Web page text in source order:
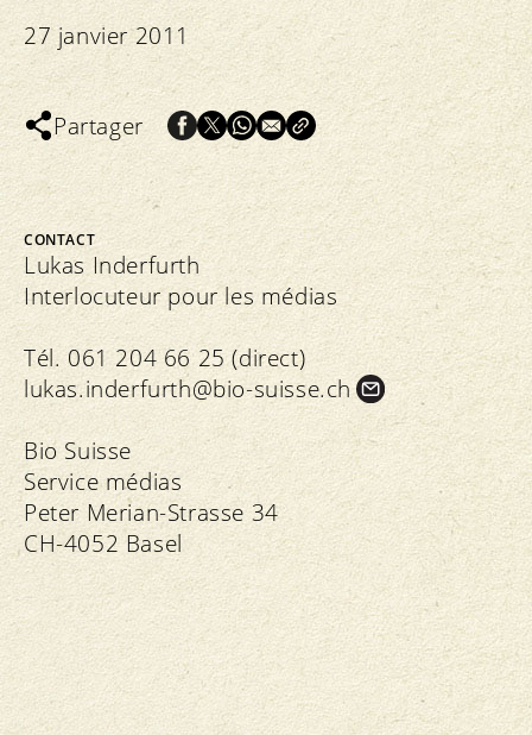
27 janvier 2011
Partager
CONTACT
Lukas Inderfurth
Interlocuteur pour les médias
Tél. 061 204 66 25 (direct)
lukas.inderfurth@bio-suisse.ch
Bio Suisse
Service médias
Peter Merian-Strasse 34
CH-4052 Basel